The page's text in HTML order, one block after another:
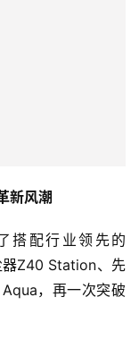
新风潮
搭配行业领先的
器Z40 Station、先
，再一次突破